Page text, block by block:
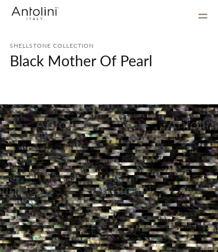
SHELLSTONE COLLECTION
Black Mother Of Pearl